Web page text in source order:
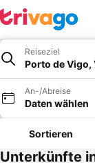
Reiseziel
Porto de Vigo,
An-/Abreise
Daten wählen
Sortieren
Unterkünfte